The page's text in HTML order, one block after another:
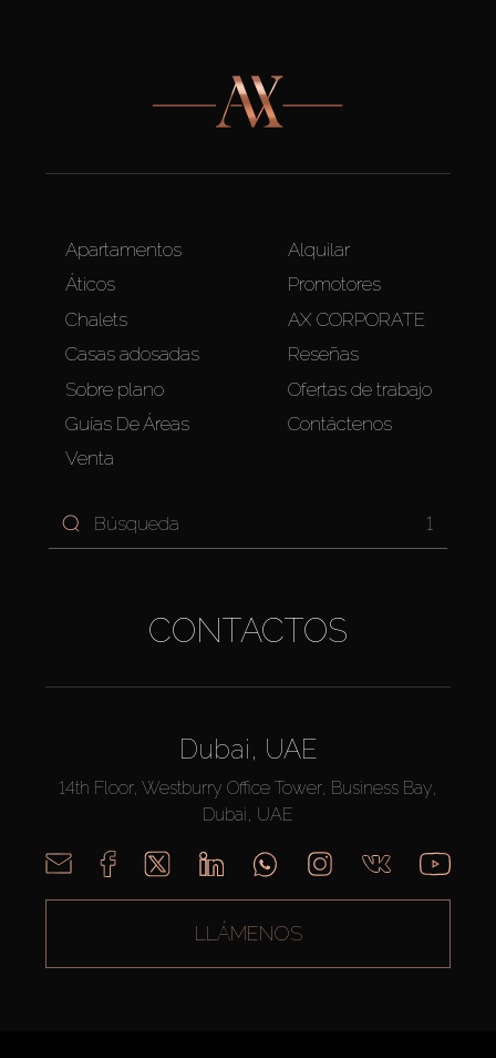
Apartamentos
Áticos
Chalets
Casas adosadas
Sobre plano
Guías De Áreas
Venta
Alquilar
Promotores
AX CORPORATE
Reseñas
Ofertas de trabajo
Contáctenos
1
CONTACTOS
Dubai, UAE
14th Floor, Westburry Office Tower, Business Bay,
Dubai, UAE
LLÁMENOS